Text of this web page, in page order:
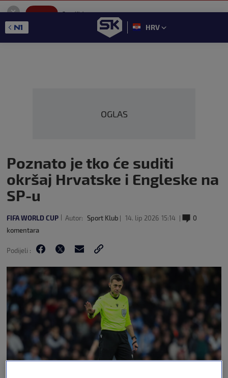
SportKlub
GET - On the Google Play
HRV
OGLAS
Poznato je tko će suditi
okršaj Hrvatske i Engleske na
SP-u
FIFA WORLD CUP Autor: Sport Klub 14. lip 2026 15:14
0
komentara
Podijeli :